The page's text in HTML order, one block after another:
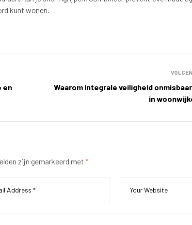
kunt wonen.
en
Waarom integrale veiligheid
in
zijn gemarkeerd met *